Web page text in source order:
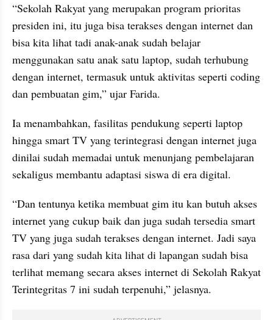
“Sekolah Rakyat yang merupakan program prioritas
presiden ini, itu juga bisa terakses dengan internet dan
bisa kita lihat tadi anak-anak sudah belajar
menggunakan satu anak satu laptop, sudah terhubung
dengan internet, termasuk untuk aktivitas seperti coding
dan pembuatan gim,” ujar Farida.
Ia menambahkan, fasilitas pendukung seperti laptop
hingga smart TV yang terintegrasi dengan internet juga
dinilai sudah memadai untuk menunjang pembelajaran
sekaligus membantu adaptasi siswa di era digital.
“Dan tentunya ketika membuat gim itu kan butuh akses
internet yang cukup baik dan juga sudah tersedia smart
TV yang juga sudah terakses dengan internet. Jadi saya
rasa dari yang sudah kita lihat di lapangan sudah bisa
terlihat memang secara akses internet di Sekolah Rakyat
Terintegritas 7 ini sudah terpenuhi,” jelasnya.